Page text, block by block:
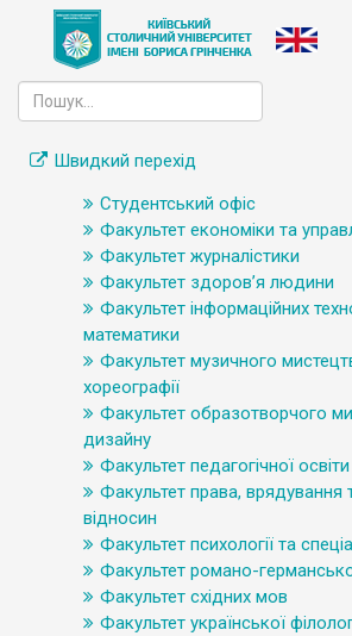
Швидкий перехід
Студентський офіс
Факультет економіки та
Факультет журналістики
Факультет здоров’я людини
Факультет інформаційних
математики
Факультет музичного
хореографії
Факультет образотворчого
дизайну
Факультет педагогічної освіти
Факультет права, врядування
відносин
Факультет психології та
Факультет романо-
Факультет східних мов
Факультет української